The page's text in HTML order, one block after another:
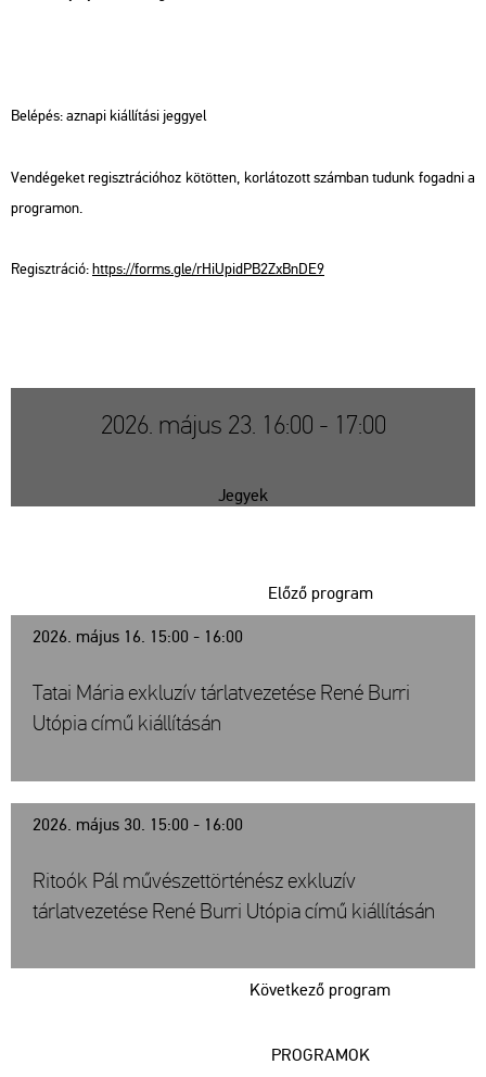
Be­lé­pés: az­na­pi ki­ál­lí­tá­si jeggyel
Ven­dé­ge­ket re­giszt­rá­ci­ó­hoz kö­töt­ten, kor­lá­to­zott szám­ban tu­dunk fo­gad­ni a
prog­ra­mon.
Re­giszt­rá­ció:https://​forms.​gle/​rHi​Upid​PB2Z​xBnD​E9
2026. május 23. 16:00 - 17:00
Jegyek
2026. május 16. 15:00 - 16:00
Előző program
Tatai Mária exkluzív tárlatvezetése René Burri
Utópia című kiállításán
2026. május 30. 15:00 - 16:00
Következő program
Ritoók Pál művészettörténész exkluzív
tárlatvezetése René Burri Utópia című kiállításán
PROGRAMOK